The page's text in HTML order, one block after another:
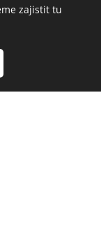
zajistit tu